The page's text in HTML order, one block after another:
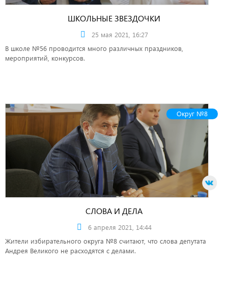
ШКОЛЬНЫЕ ЗВЕЗДОЧКИ
25 мая 2021, 16:27
В школе №56 проводится много различных праздников,
мероприятий, конкурсов.
Округ №8
СЛОВА И ДЕЛА
6 апреля 2021, 14:44
Жители избирательного округа №8 считают, что слова депутата
Андрея Великого не расходятся с делами.